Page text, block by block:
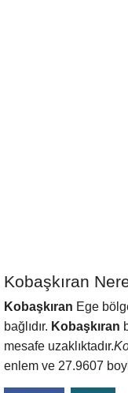
Kobaşkıran
Kobaşkıran Ege
bağlıdır. Kobaşkıran
mesafe uzaklıktadır.
enlem ve 27.9607